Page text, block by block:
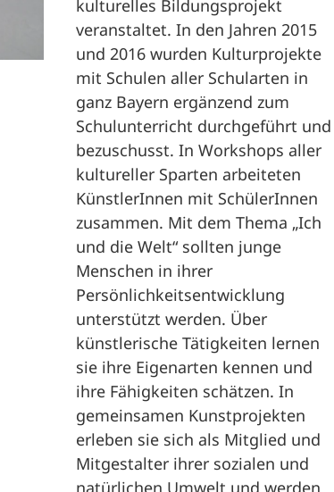
kulturelles Bildungsprojekt
veranstaltet. In den Jahren 2015
und 2016 wurden Kulturprojekte
mit Schulen aller Schularten in
ganz Bayern ergänzend zum
Schulunterricht durchgeführt und
bezuschusst. In Workshops aller
kultureller Sparten arbeiteten
KünstlerInnen mit SchülerInnen
zusammen. Mit dem Thema „Ich
und die Welt“ sollten junge
Menschen in ihrer
Persönlichkeitsentwicklung
unterstützt werden. Über
künstlerische Tätigkeiten lernen
sie ihre Eigenarten kennen und
ihre Fähigkeiten schätzen. In
gemeinsamen Kunstprojekten
erleben sie sich als Mitglied und
Mitgestalter ihrer sozialen und
natürlichen Umwelt und werden